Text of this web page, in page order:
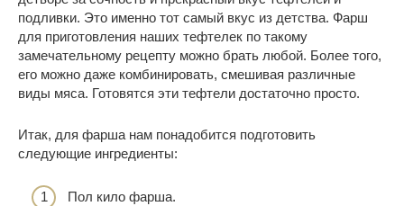
подливки. Это именно тот самый вкус из детства. Фарш
для приготовления наших тефтелек по такому
замечательному рецепту можно брать любой. Более того,
его можно даже комбинировать, смешивая различные
виды мяса. Готовятся эти тефтели достаточно просто.
Итак, для фарша нам понадобится подготовить
следующие ингредиенты:
Пол кило фарша.